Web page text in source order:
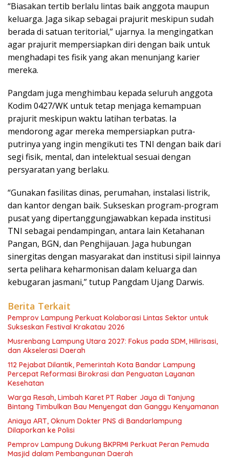
“Biasakan tertib berlalu lintas baik anggota maupun
keluarga. Jaga sikap sebagai prajurit meskipun sudah
berada di satuan teritorial,” ujarnya. Ia mengingatkan
agar prajurit mempersiapkan diri dengan baik untuk
menghadapi tes fisik yang akan menunjang karier
mereka.
Pangdam juga menghimbau kepada seluruh anggota
Kodim 0427/WK untuk tetap menjaga kemampuan
prajurit meskipun waktu latihan terbatas. Ia
mendorong agar mereka mempersiapkan putra-
putrinya yang ingin mengikuti tes TNI dengan baik dari
segi fisik, mental, dan intelektual sesuai dengan
persyaratan yang berlaku.
“Gunakan fasilitas dinas, perumahan, instalasi listrik,
dan kantor dengan baik. Sukseskan program-program
pusat yang dipertanggungjawabkan kepada institusi
TNI sebagai pendampingan, antara lain Ketahanan
Pangan, BGN, dan Penghijauan. Jaga hubungan
sinergitas dengan masyarakat dan institusi sipil lainnya
serta pelihara keharmonisan dalam keluarga dan
kebugaran jasmani,” tutup Pangdam Ujang Darwis.
Berita Terkait
Pemprov Lampung Perkuat Kolaborasi Lintas Sektor untuk
Sukseskan Festival Krakatau 2026
Musrenbang Lampung Utara 2027: Fokus pada SDM, Hilirisasi,
dan Akselerasi Daerah
112 Pejabat Dilantik, Pemerintah Kota Bandar Lampung
Percepat Reformasi Birokrasi dan Penguatan Layanan
Kesehatan
Warga Resah, Limbah Karet PT Raber Jaya di Tanjung
Bintang Timbulkan Bau Menyengat dan Ganggu Kenyamanan
Aniaya ART, Oknum Dokter PNS di Bandarlampung
Dilaporkan ke Polisi
Pemprov Lampung Dukung BKPRMI Perkuat Peran Pemuda
Masjid dalam Pembangunan Daerah